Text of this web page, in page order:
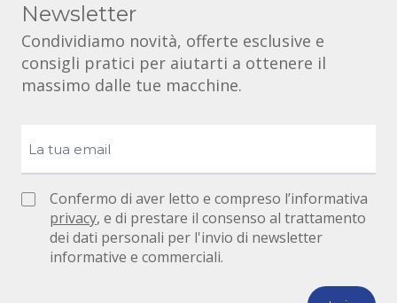
Newsletter
Condividiamo novità, offerte esclusive e
consigli pratici per aiutarti a ottenere il
massimo dalle tue macchine.
Confermo di aver letto e compreso l’informativa
privacy, e di prestare il consenso al trattamento
dei dati personali per l'invio di newsletter
informative e commerciali.